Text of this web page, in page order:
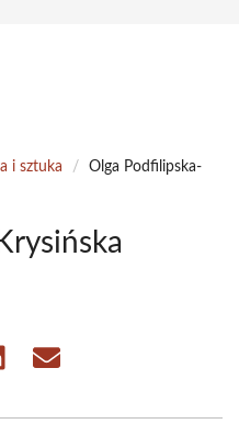
i sztuka /
Olga Podfilipska-
Share